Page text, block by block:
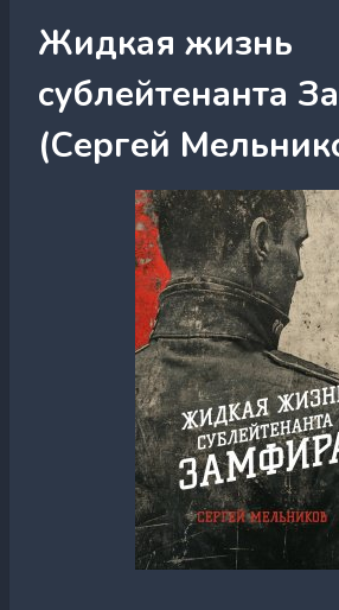
Жидкая жизнь
сублейтенанта
(Сергей